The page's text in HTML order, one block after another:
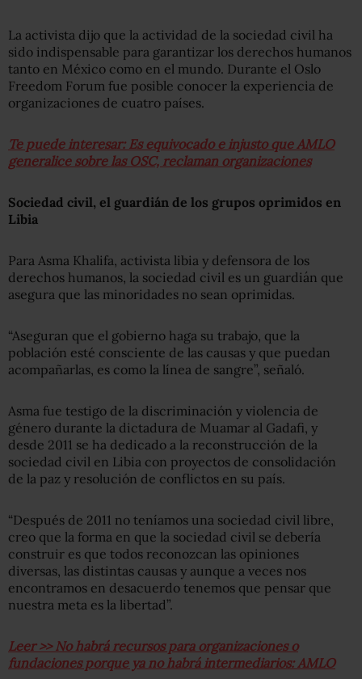
La activista dijo que la actividad de la sociedad civil ha
sido indispensable para garantizar los derechos humanos
tanto en México como en el mundo. Durante el Oslo
Freedom Forum fue posible conocer la experiencia de
organizaciones de cuatro países.
Te puede interesar: Es equivocado e injusto que AMLO
generalice sobre las OSC, reclaman organizaciones
Sociedad civil, el guardián de los grupos oprimidos en
Libia
Para Asma Khalifa, activista libia y defensora de los
derechos humanos, la sociedad civil es un guardián que
asegura que las minoridades no sean oprimidas.
“Aseguran que el gobierno haga su trabajo, que la
población esté consciente de las causas y que puedan
acompañarlas, es como la línea de sangre”, señaló.
Asma fue testigo de la discriminación y violencia de
género durante la dictadura de Muamar al Gadafi, y
desde 2011 se ha dedicado a la reconstrucción de la
sociedad civil en Libia con proyectos de consolidación
de la paz y resolución de conflictos en su país.
“Después de 2011 no teníamos una sociedad civil libre,
creo que la forma en que la sociedad civil se debería
construir es que todos reconozcan las opiniones
diversas, las distintas causas y aunque a veces nos
encontramos en desacuerdo tenemos que pensar que
nuestra meta es la libertad”.
Leer >> No habrá recursos para organizaciones o
fundaciones porque ya no habrá intermediarios: AMLO